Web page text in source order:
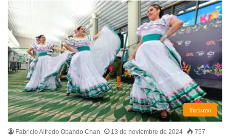
Turismo
Fabricio Alfredo Obando Chan 13 de noviembre de 2024 757